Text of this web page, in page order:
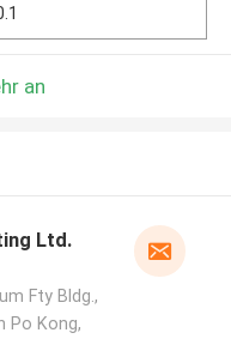
an
Ltd.
Fty Bldg.,
Po Kong,